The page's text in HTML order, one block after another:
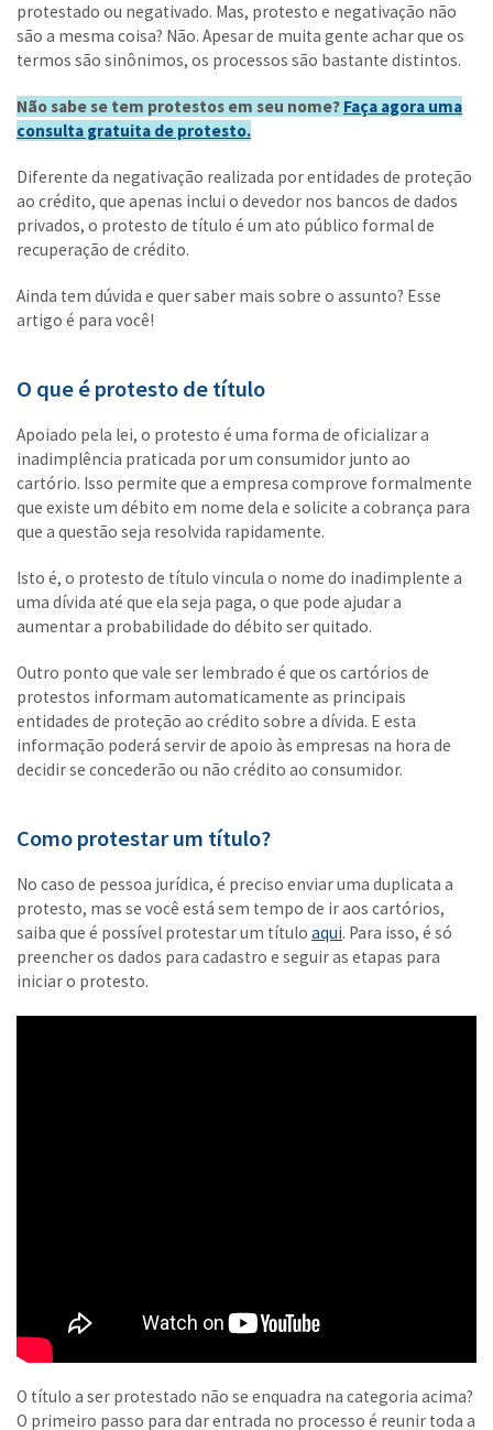
protestado ou negativado. Mas, protesto e negativação não
são a mesma coisa? Não. Apesar de muita gente achar que os
termos são sinônimos, os processos são bastante distintos.
Não sabe se tem protestos em seu nome? Faça agora uma
consulta gratuita de protesto.
Diferente da negativação realizada por entidades de proteção
ao crédito, que apenas inclui o devedor nos bancos de dados
privados, o protesto de título é um ato público formal de
recuperação de crédito.
Ainda tem dúvida e quer saber mais sobre o assunto? Esse
artigo é para você!
O que é protesto de título
Apoiado pela lei, o protesto é uma forma de oficializar a
inadimplência praticada por um consumidor junto ao
cartório. Isso permite que a empresa comprove formalmente
que existe um débito em nome dela e solicite a cobrança para
que a questão seja resolvida rapidamente.
Isto é, o protesto de título vincula o nome do inadimplente a
uma dívida até que ela seja paga, o que pode ajudar a
aumentar a probabilidade do débito ser quitado.
Outro ponto que vale ser lembrado é que os cartórios de
protestos informam automaticamente as principais
entidades de proteção ao crédito sobre a dívida. E esta
informação poderá servir de apoio às empresas na hora de
decidir se concederão ou não crédito ao consumidor.
Como protestar um título?
No caso de pessoa jurídica, é preciso enviar uma duplicata a
protesto, mas se você está sem tempo de ir aos cartórios,
saiba que é possível protestar um título aqui. Para isso, é só
preencher os dados para cadastro e seguir as etapas para
iniciar o protesto.
O título a ser protestado não se enquadra na categoria acima?
O primeiro passo para dar entrada no processo é reunir toda a